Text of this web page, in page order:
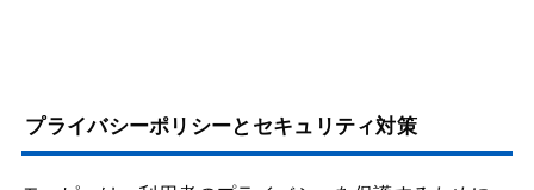
プライバシーポリシーとセキュリティ対策